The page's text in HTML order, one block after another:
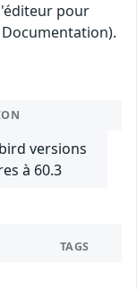
pour
versions
à 60.3
TAGS